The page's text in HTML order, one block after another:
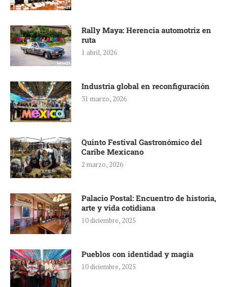
Rally Maya: Herencia automotriz en
ruta
1 abril, 2026
Industria global en reconfiguración
31 marzo, 2026
Quinto Festival Gastronómico del
Caribe Mexicano
2 marzo, 2026
Palacio Postal: Encuentro de historia,
arte y vida cotidiana
10 diciembre, 2025
Pueblos con identidad y magia
10 diciembre, 2025